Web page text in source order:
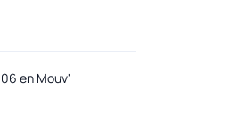
06 en Mouv'